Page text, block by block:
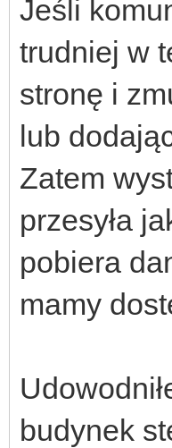
Jeśli
trudniej w
stronę i
lub
Zatem
przesyła
pobiera
mamy
budynek